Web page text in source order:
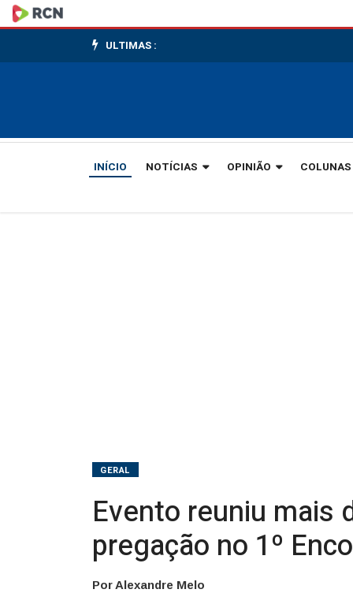
Evento
reuniu
300
mulheres
Encontro
Mulheres
ULTIMAS :
INÍCIO NOTÍCIAS OPINIÃO COLUNAS
GERAL
Evento reuniu mais
pregação no 1º
Por Alexandre Melo